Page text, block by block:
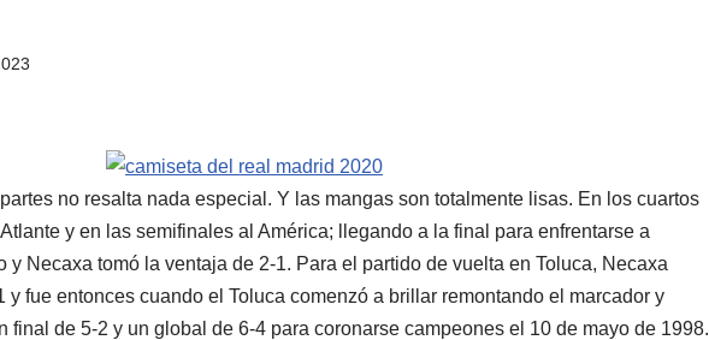
no resalta nada especial. Y las mangas son totalmente lisas. En los cuartos
y en las semifinales al América; llegando a la final para enfrentarse a
y Necaxa tomó la ventaja de 2-1. Para el partido de vuelta en Toluca, Necaxa
y fue entonces cuando el Toluca comenzó a brillar remontando el marcador y
final de 5-2 y un global de 6-4 para coronarse campeones el 10 de mayo de 1998.